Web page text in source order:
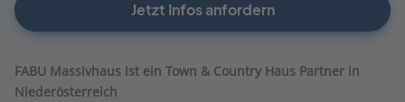
Jetzt Infos anfordern
FABU Massivhaus ist ein Town & Country Haus Partner in
Niederösterreich